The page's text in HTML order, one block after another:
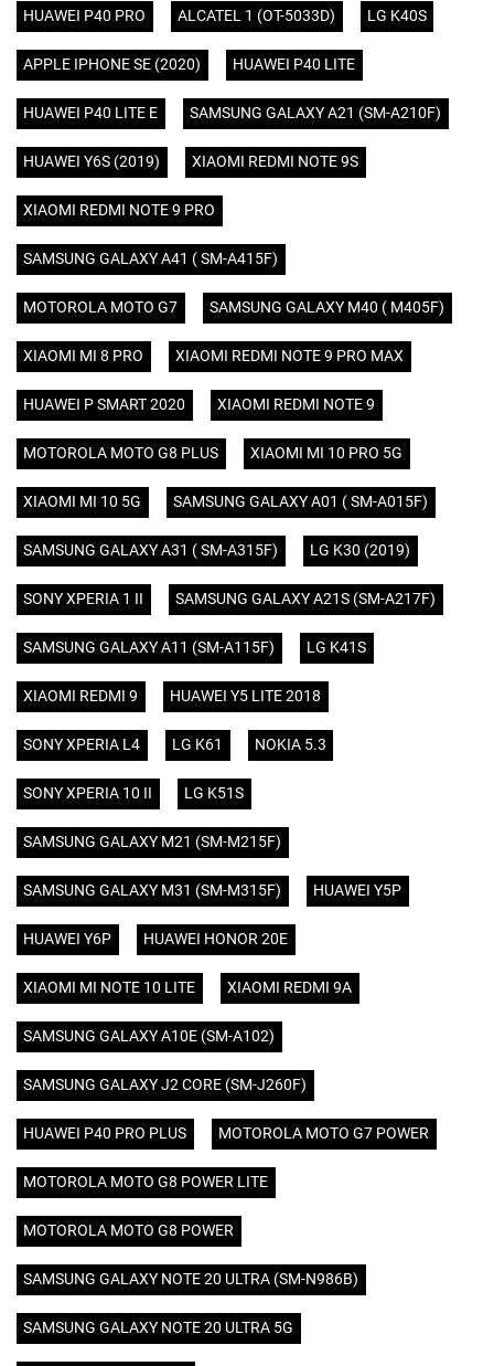
HUAWEI P40 PRO ALCATEL 1 (OT-5033D) LG K40S
APPLE IPHONE SE (2020) HUAWEI P40 LITE
HUAWEI P40 LITE E SAMSUNG GALAXY A21 (SM-A210F)
HUAWEI Y6S (2019) XIAOMI REDMI NOTE 9S
XIAOMI REDMI NOTE 9 PRO
SAMSUNG GALAXY A41 ( SM-A415F)
MOTOROLA MOTO G7 SAMSUNG GALAXY M40 ( M405F)
XIAOMI MI 8 PRO XIAOMI REDMI NOTE 9 PRO MAX
HUAWEI P SMART 2020 XIAOMI REDMI NOTE 9
MOTOROLA MOTO G8 PLUS XIAOMI MI 10 PRO 5G
XIAOMI MI 10 5G SAMSUNG GALAXY A01 ( SM-A015F)
SAMSUNG GALAXY A31 ( SM-A315F) LG K30 (2019)
SONY XPERIA 1 II SAMSUNG GALAXY A21S (SM-A217F)
SAMSUNG GALAXY A11 (SM-A115F) LG K41S
XIAOMI REDMI 9 HUAWEI Y5 LITE 2018
SONY XPERIA L4 LG K61 NOKIA 5.3
SONY XPERIA 10 II LG K51S
SAMSUNG GALAXY M21 (SM-M215F)
SAMSUNG GALAXY M31 (SM-M315F) HUAWEI Y5P
HUAWEI Y6P HUAWEI HONOR 20E
XIAOMI MI NOTE 10 LITE XIAOMI REDMI 9A
SAMSUNG GALAXY A10E (SM-A102)
SAMSUNG GALAXY J2 CORE (SM-J260F)
HUAWEI P40 PRO PLUS MOTOROLA MOTO G7 POWER
MOTOROLA MOTO G8 POWER LITE
MOTOROLA MOTO G8 POWER
SAMSUNG GALAXY NOTE 20 ULTRA (SM-N986B)
SAMSUNG GALAXY NOTE 20 ULTRA 5G